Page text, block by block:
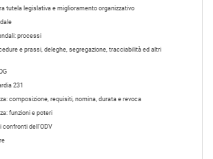
tutela legislativa e miglioramento organizzativo
processi
e prassi, deleghe, segregazione, tracciabilità ed altri
231
composizione, requisiti, nomina, durata e revoca
funzioni e poteri
dell’ODV